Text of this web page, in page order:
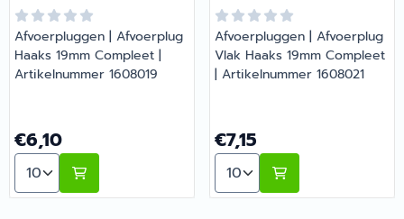
Afvoerpluggen | Afvoerplug
Haaks 19mm Compleet |
Artikelnummer 1608019
Prijs: 6,10
€6,10
Aantal kiezen voor Afvoerplug Haaks 19mm Compleet
Afvoerpluggen | Afvoerplug
Vlak Haaks 19mm Compleet
| Artikelnummer 1608021
Prijs: 7,15
€7,15
Aantal kiezen voor